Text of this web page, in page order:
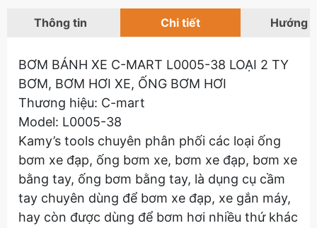
Thông tin Chi tiết Hướng
BƠM BÁNH XE C-MART L0005-38 LOẠI 2 TY
BƠM, BƠM HƠI XE, ỐNG BƠM HƠI
Thương hiệu: C-mart
Model: L0005-38
Kamy’s tools chuyên phân phối các loại ống
bơm xe đạp, ống bơm xe, bơm xe đạp, bơm xe
bằng tay, ống bơm bằng tay, là dụng cụ cầm
tay chuyên dùng để bơm xe đạp, xe gắn máy,
hay còn được dùng để bơm hơi nhiều thứ khác